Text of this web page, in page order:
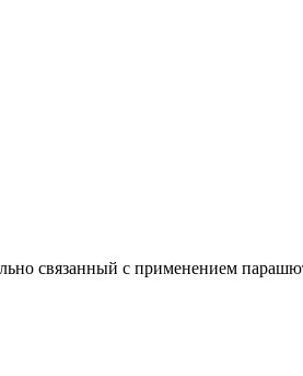
связанный с применением